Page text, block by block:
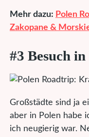
Mehr dazu: Polen
Zakopane &
#3 Besuch
Großstädte sind ja
aber in Polen habe
ich neugierig war.